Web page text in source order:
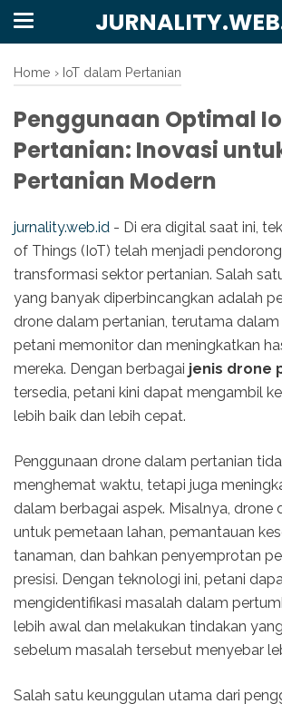
Home › IoT dalam Pertanian
Penggunaan Optimal
Pertanian: Inovasi
Pertanian Modern
jurnality.web.id - Di era digital saat ini,
of Things (IoT) telah menjadi
transformasi sektor pertanian. Salah
yang banyak diperbincangkan adalah
drone dalam pertanian, terutama
petani memonitor dan meningkatkan
mereka. Dengan berbagai jenis drone
tersedia, petani kini dapat mengambil
lebih baik dan lebih cepat.
Penggunaan drone dalam pertanian
menghemat waktu, tetapi juga
dalam berbagai aspek. Misalnya, drone
untuk pemetaan lahan, pemantauan
tanaman, dan bahkan penyemprotan
presisi. Dengan teknologi ini, petani
mengidentifikasi masalah dalam
lebih awal dan melakukan tindakan
sebelum masalah tersebut menyebar
Salah satu keunggulan utama dari